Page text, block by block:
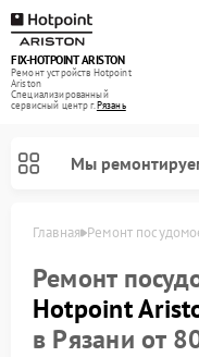
FIX-HOTPOINT ARISTON
Ремонт устройств Hotpoint
Ariston
Специализированный
cервисный центр г.Рязань
Мы
Главная Ремонт
Ремонт
Hotpoint
в Рязани от